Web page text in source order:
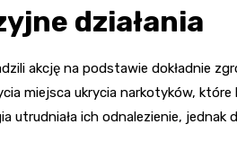
działania
akcję na podstawie dokładnie
miejsca ukrycia narkotyków, które
utrudniała ich odnalezienie, jednak